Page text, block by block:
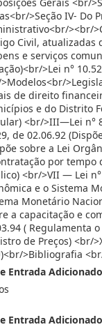
Gerais <br/
>Seção IV- Do
><br/
Civil, atualizadas
e serviços
>Lei n°
de direito
e do Distrito
<br/>III—Lei n°
de 02.06.92
sobre a Lei
por tempo
<br/>VII — Lei
e o Sistema
Monetário
a capacitação e
( Regulamenta
de Preços) <br/
>Bibliografia
Entrada
Entrada